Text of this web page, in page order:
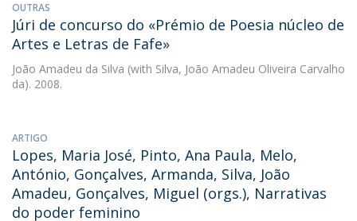
OUTRAS
Júri de concurso do «Prémio de Poesia núcleo de
Artes e Letras de Fafe»
João Amadeu da Silva (with Silva, João Amadeu Oliveira Carvalho
da). 2008.
ARTIGO
Lopes, Maria José, Pinto, Ana Paula, Melo,
António, Gonçalves, Armanda, Silva, João
Amadeu, Gonçalves, Miguel (orgs.), Narrativas
do poder feminino